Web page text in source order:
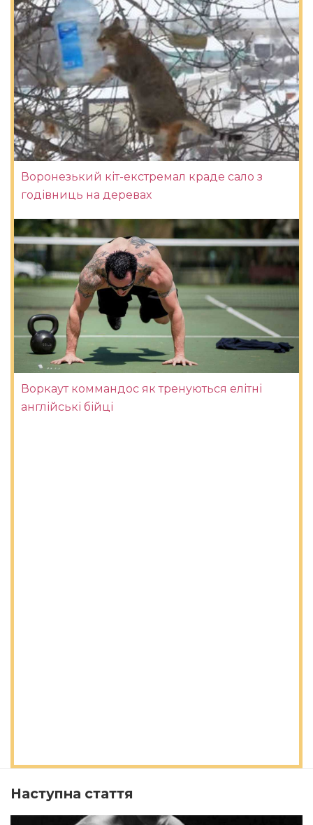
Воронезький кіт-екстремал краде сало з
годівниць на деревах
Воркаут коммандос як тренуються елітні
англійські бійці
Наступна стаття